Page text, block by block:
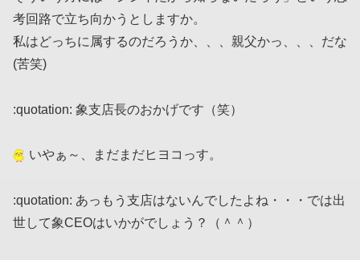
考回路で立ち向かうとしますか。
私はどっちに属するのだろうか、、、親父かっ、、、だな
(苦笑)
:quotation: 象支店長のおかげです（笑）
いやぁ～、まだまだヒヨコっす。
:quotation: あっもう支店はないんでしたよね・・・では出
世して象CEOはいかがでしょう？（＾＾）